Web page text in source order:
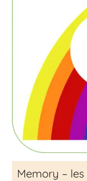
s'amusant
Memory –